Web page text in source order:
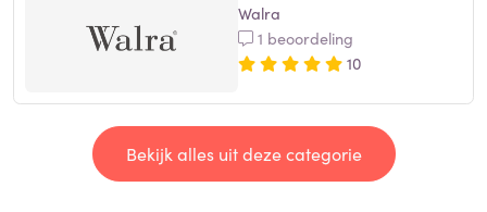
Walra
1 beoordeling
10
Bekijk alles uit deze categorie